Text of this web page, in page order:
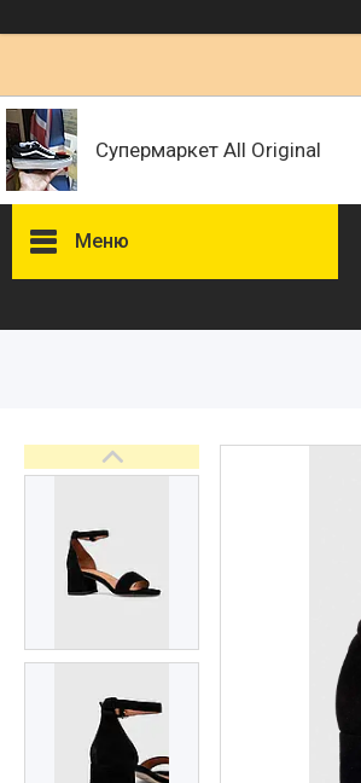
Супермаркет All Original
Меню